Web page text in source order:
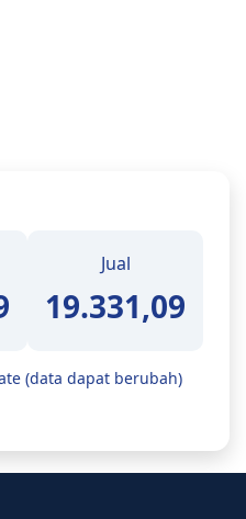
Jual
19.331,09
(data dapat berubah)